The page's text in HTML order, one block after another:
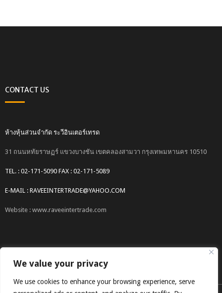
We value your privacy
We use cookies to enhance your browsing experience, serve
CONTACT US
ห้างหุ้นส่วนจำกัด ระวีอินเตอร์เทรด
31 ถนนหทัยราษฏร์ แขวงบางชัน เขตคลองสามวา กรุงเทพมหานคร 10510
TEL. : 02-171-5090 FAX : 02-171-5089
E-MAIL : RAVEEINTERTRADE@YAHOO.COM
Website : www.raveeintertrade.com